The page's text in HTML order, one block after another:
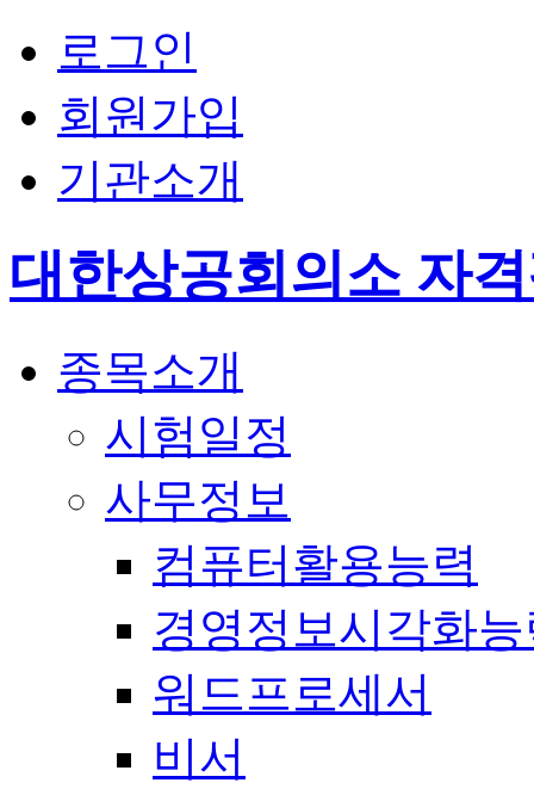
로그인
회원가입
기관소개
대한상공회의소 자
종목소개
시험일정
사무정보
컴퓨터활용능력
경영정보시각화
워드프로세서
비서